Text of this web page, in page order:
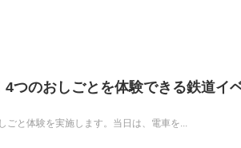
4つのおしごとを体験できる鉄道イ
と体験を実施します。当日は、電車を...